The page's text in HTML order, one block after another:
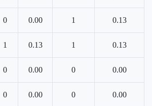
0 0.00 1 0.13
1 0.13 1 0.13
0 0.00 0 0.00
0 0.00 0 0.00